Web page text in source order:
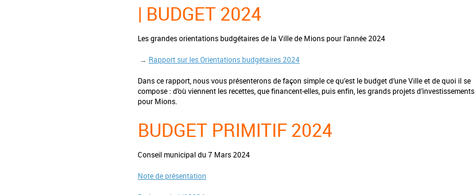
| BUDGET 2024
Les grandes orientations budgétaires de la Ville de Mions pour l’année 2024
→ Rapport sur les Orientations budgétaires 2024
Dans ce rapport, nous vous présenterons de façon simple ce qu’est le budget d’une Ville et de quoi il se
compose : d’où viennent les recettes, que financent-elles, puis enfin, les grands projets d’investissements
pour Mions.
BUDGET PRIMITIF 2024
Conseil municipal du 7 Mars 2024
Note de présentation